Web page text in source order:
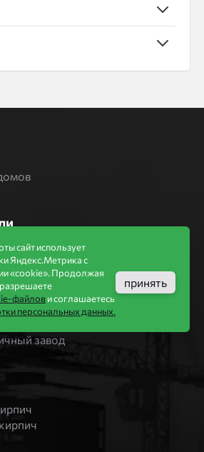
завод
сайт использует
Яндекс.Метрика с
«cookie». Продолжая
файлови соглашаетесь
персональных данных.
принять